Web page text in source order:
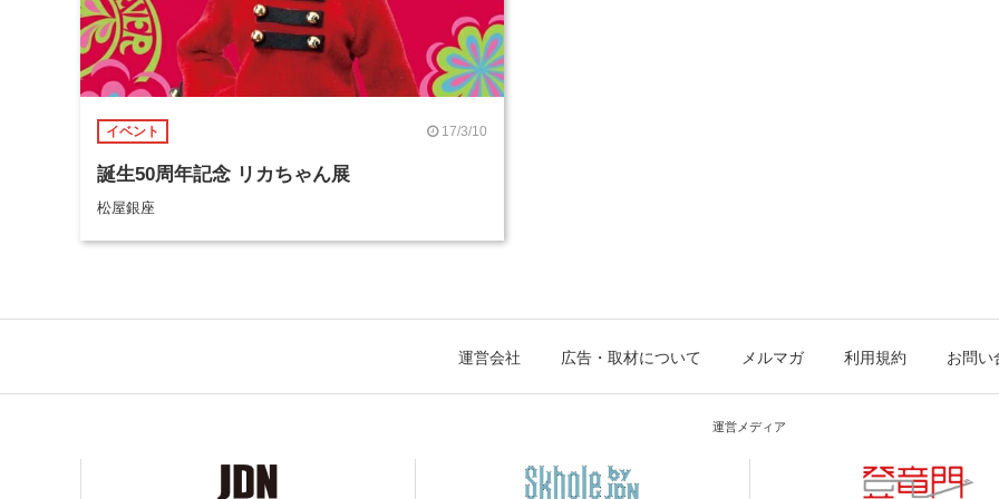
イベント 17/3/10
誕生50周年記念 リカちゃん展
松屋銀座
運営会社 広告・取材について メルマガ 利用規約 お問い
運営メディア